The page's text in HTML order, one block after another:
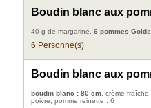
Boudin blanc aux
40 g de margarine, 6 pommes
6 Personne(s)
Boudin blanc aux
boudin blanc : 80 cm , crème fraîche
poivre, pomme reinette : 6